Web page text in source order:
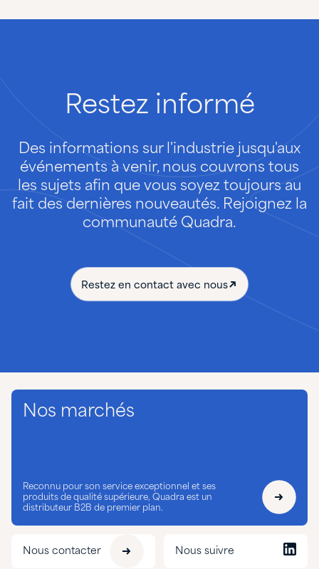
Restez informé
Des informations sur l'industrie jusqu'aux
événements à venir, nous couvrons tous
les sujets afin que vous soyez toujours au
fait des dernières nouveautés. Rejoignez la
communauté Quadra.
Restez en contact avec nous
Nos marchés
Reconnu pour son service exceptionnel et ses
produits de qualité supérieure, Quadra est un
distributeur B2B de premier plan.
Nous contacter Nous suivre